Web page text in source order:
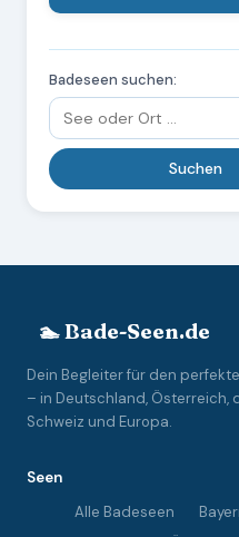
Badeseen suchen:
🏊 Bade-Seen.de
Dein Begleiter für den
– in Deutschland, Österreich,
Schweiz und Europa.
Seen
Alle Badeseen